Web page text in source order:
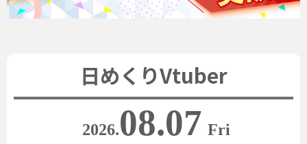
日めくりVtuber
2026.08.07 Fri